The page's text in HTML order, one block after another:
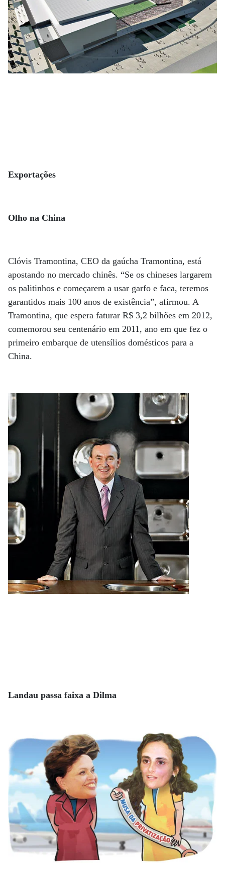
Exportações
Olho na China
Clóvis Tramontina, CEO da gaúcha Tramontina, está
apostando no mercado chinês. “Se os chineses largarem
os palitinhos e começarem a usar garfo e faca, teremos
garantidos mais 100 anos de existência”, afirmou. A
Tramontina, que espera faturar R$ 3,2 bilhões em 2012,
comemorou seu centenário em 2011, ano em que fez o
primeiro embarque de utensílios domésticos para a
China.
Landau passa faixa a Dilma